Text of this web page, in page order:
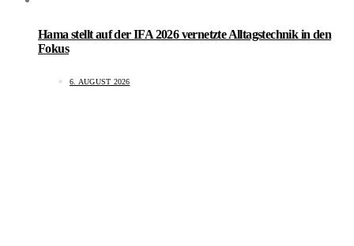
Hama stellt auf der IFA 2026 vernetzte Alltagstechnik in den
Fokus
6. AUGUST 2026